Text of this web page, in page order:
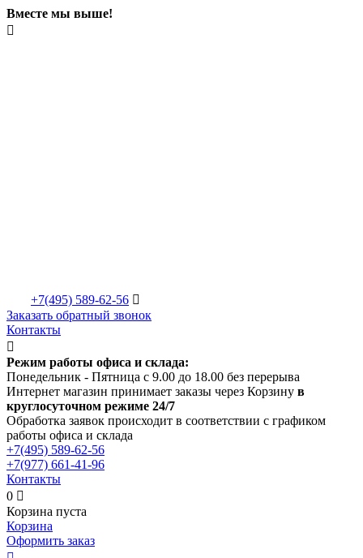
Вместе мы выше!

+7(495) 589-62-56 
Заказать обратный звонок
Контакты

Режим работы офиса и склада:
Понедельник - Пятница с 9.00 до 18.00 без перерыва
Интернет магазин принимает заказы через Корзину в
круглосуточном режиме 24/7
Обработка заявок происходит в соответствии с графиком
работы офиса и склада
+7(495) 589-62-56
+7(977) 661-41-96
Контакты
0 
Корзина пуста
Корзина
Оформить заказ